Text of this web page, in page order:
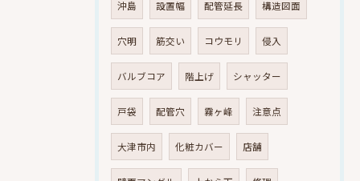
沖島 設置幅 配管延長 構造図面
穴明 筋交い コウモリ 侵入
バルブコア 階上げ シャッター
戸袋 配管穴 霧ヶ峰 注意点
大津市内 化粧カバー 店舗